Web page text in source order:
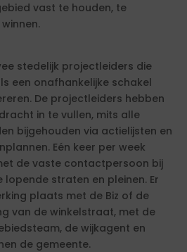
vast te houden, te
stedelijk projectleiders die
een onafhankelijke schakel
De projectleiders hebben
in te vullen, mits alle
bijgehouden via actielijsten en
Eén keer per week
de vaste contactpersoon bij
straten en pleinen. Er
plaats met de Biz of de
van de winkelstraat, met de
de wijkagent en
de gemeente.